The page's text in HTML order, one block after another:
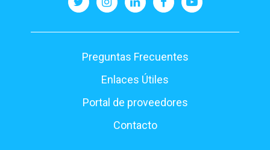
Pie
Preguntas Frecuentes
Enlaces Útiles
Portal de proveedores
Contacto